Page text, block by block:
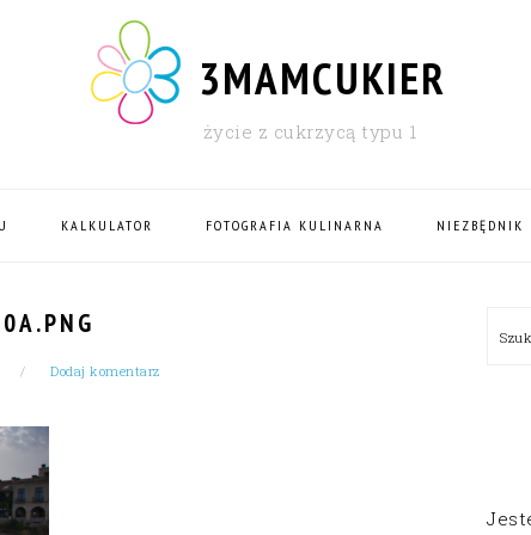
3MAMCUKIER
życie z cukrzycą typu 1
KALKULATOR FOTOGRAFIA KULINARNA NIEZBĘDNIK
Dodaj komentarz